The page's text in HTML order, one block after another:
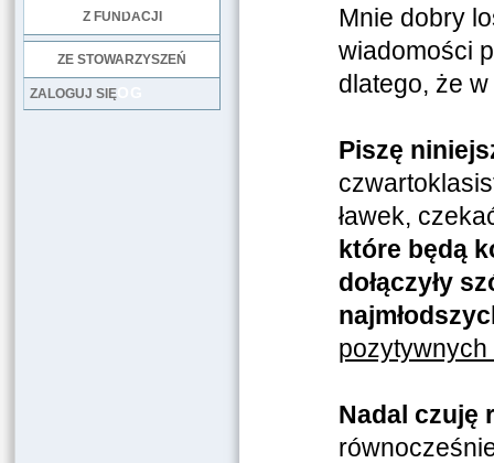
Z FUNDACJI
ZE STOWARZYSZEŃ
LOG
ZALOGUJ SIĘ
Mnie dobry
wiadomości
dlatego, że
Piszę
ławek,
które będą
dołączyły
Nadal czuję